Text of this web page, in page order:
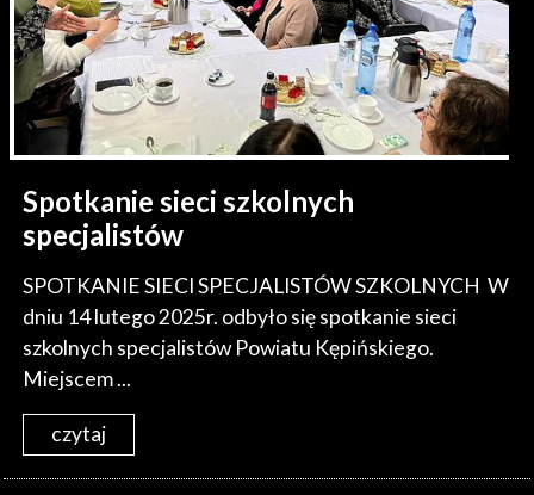
Spotkanie sieci szkolnych
specjalistów
SPOTKANIE SIECI SPECJALISTÓW SZKOLNYCH W
dniu 14 lutego 2025r. odbyło się spotkanie sieci
szkolnych specjalistów Powiatu Kępińskiego.
Miejscem ...
czytaj